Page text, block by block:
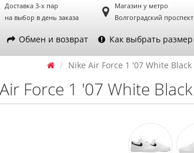
Доставка 3-х пар
на выбор в день заказа
Магазин у метро
Волгоградский проспект
Обмен и возврат Как выбрать размер
Nike Air Force 1 '07 White Black
Force 1 '07 White Black